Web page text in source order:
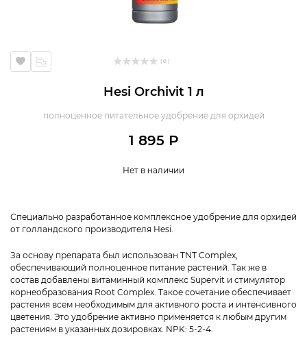
( 0 )
Hesi Orchivit 1 л
полноценное питательное удобрение для орхидей
1 895 Р
Нет в наличии
Специально разработанное комплексное удобрение для орхидей
от голландского производителя Hesi.
За основу препарата был использован TNT Complex,
обеспечивающий полноценное питание растений. Так же в
состав добавлены витаминный комплекс Supervit и стимулятор
корнеобразования Root Complex. Такое сочетание обеспечивает
растения всем необходимым для активного роста и интенсивного
цветения. Это удобрение активно применяется к любым другим
растениям в указанных дозировках. NPK: 5-2-4.